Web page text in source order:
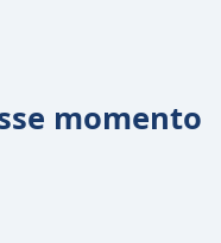
momento